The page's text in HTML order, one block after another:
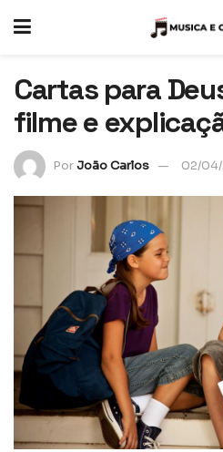
Cartas para
filme e
PorJoão Carlos 02/